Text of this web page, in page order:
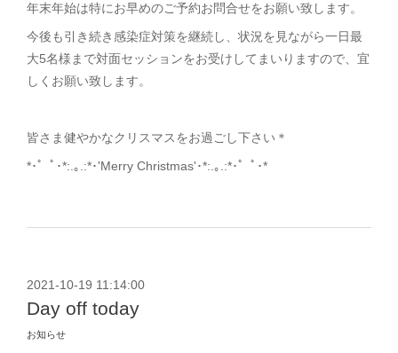
年末年始は特にお早めのご予約お問合せをお願い致します。
今後も引き続き感染症対策を継続し、状況を見ながら一日最
大5名様まで対面セッションをお受けしてまいりますので、宜
しくお願い致します。
皆さま健やかなクリスマスをお過ごし下さい＊
*･゜ﾟ･*:.｡.:*･'Merry Christmas'･*:.｡.:*･゜ﾟ･*
2021-10-19 11:14:00
Day off today
お知らせ